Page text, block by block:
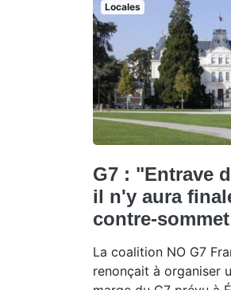
Locales
G7 : "Entrave
il n'y aura
contre-sommet
La coalition NO G7
renonçait à organiser